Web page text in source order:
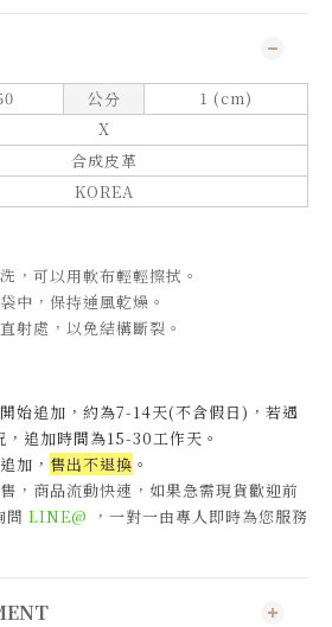
公分 1 (cm)
X
合成皮革
KOREA
，可以用軟布輕輕擦拭。
中 ，保持通風乾燥。
射處 ，以免結構斷裂。
始追加，約為7-14天(不含假日)， 若遇
，追加時間為15-30工作天 。
加， 售出不退換 。
，商品流動快速，如果急需現貨歡迎前
問 LINE@ ，一對一由專人即時為您服務